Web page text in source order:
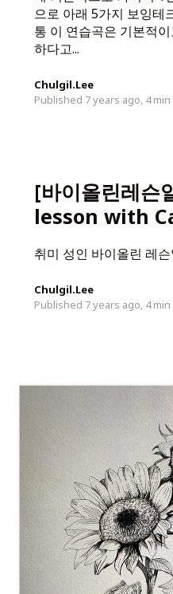
으로 아래 5가지 보잉테
통 이 연습곡은 기본적
하다고...
Chulgil.Lee
Published 7 years ago, 4
[바이올린레
lesson with
취미 성인 바이올린 레슨
Chulgil.Lee
Published 7 years ago, 4